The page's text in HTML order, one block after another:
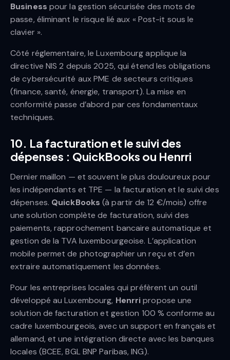
Business pour la gestion sécurisée des mots de
passe, éliminant le risque lié aux « Post-it sous le
clavier ».
Côté réglementaire, le Luxembourg applique la
directive NIS 2 depuis 2025, qui étend les obligations
de cybersécurité aux PME de secteurs critiques
(finance, santé, énergie, transport). La mise en
conformité passe d’abord par ces fondamentaux
techniques.
10. La facturation et le suivi des
dépenses : QuickBooks ou Henrri
Dernier maillon — et souvent le plus douloureux pour
les indépendants et TPE — la facturation et le suivi des
dépenses. QuickBooks (à partir de 12 €/mois) offre
une solution complète de facturation, suivi des
paiements, rapprochement bancaire automatique et
gestion de la TVA luxembourgeoise. L’application
mobile permet de photographier un reçu et d’en
extraire automatiquement les données.
Pour les entreprises locales qui préfèrent un outil
développé au Luxembourg, Henrripropose une
solution de facturation et gestion 100 % conforme au
cadre luxembourgeois, avec un support en français et
allemand, et une intégration directe avec les banques
locales (BCEE, BGL BNP Paribas, ING).